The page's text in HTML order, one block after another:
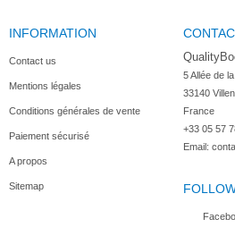
Housse de...
INFORMATION
Contact us
Mentions légales
Conditions générales de vente
Paiement sécurisé
A propos
Sitemap
5 Allée de
33140
France
+33 05 57
Email: